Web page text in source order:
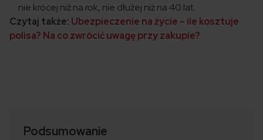
nie krócej niż na rok, nie dłużej niż na 40 lat.
Czytaj także: Ubezpieczenie na życie – ile kosztuje
polisa? Na co zwrócić uwagę przy zakupie?
Podsumowanie